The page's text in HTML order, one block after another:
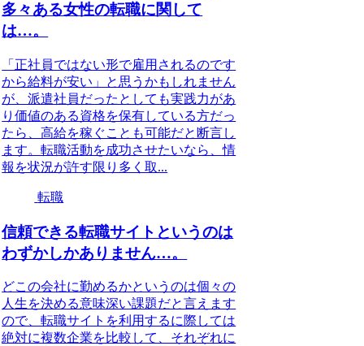
多々ある女性の転職に関して
は…。
「正社員ではない形で雇用されるのです
から給料が安い」と思うかもしれません
が、派遣社員だったとしても実践力があ
り価値のある資格を保有している方だっ
たら、高給を稼ぐことも可能だと断言し
ます。転職活動を成功させたいなら、情
報を状況が許す限り多く取...
転職
信頼できる転職サイトというのは
わずかしかありません…。
どこの会社に勤めるかというのは個々の
人生を決める意味深い課題だと言えます
ので、転職サイトを利用するに際しては
絶対に複数企業を比較して、それぞれに